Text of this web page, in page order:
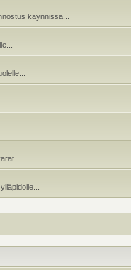
käynnissä...